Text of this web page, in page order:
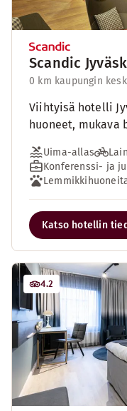
Scandic
0 km kaupungin
Viihtyisä hotelli
huoneet, mukava
Uima-allas
Konferenssi- ja
Katso hotellin
4.2